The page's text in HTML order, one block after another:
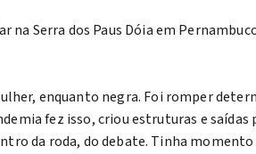
Serra dos Paus Dóia em
enquanto negra. Foi romper
fez isso, criou estruturas e
da roda, do debate. Tinha